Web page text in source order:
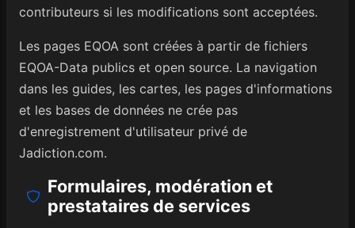
contributeurs si les modifications sont acceptées.
Les pages EQOA sont créées à partir de fichiers
EQOA-Data publics et open source. La navigation
dans les guides, les cartes, les pages d'informations
et les bases de données ne crée pas
d'enregistrement d'utilisateur privé de
Jadiction.com.
Formulaires, modération et
prestataires de services